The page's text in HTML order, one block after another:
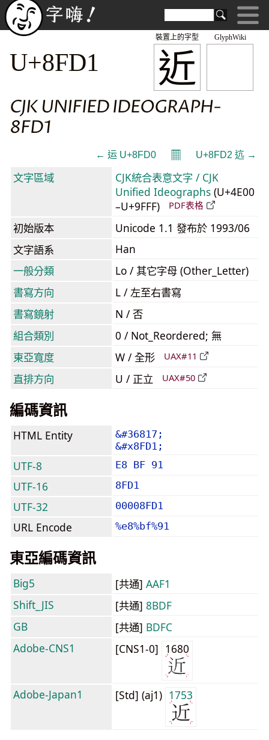
GlyphWiki
近
裝置上的字型
U+8FD1
CJK UNIFIED IDEOGRAPH-
8FD1
← 运 U+8FD0 𝄜 U+8FD2 迒 →
文字區域
CJK統合表意文字 / CJK
Unified Ideographs (U+4E00
–U+9FFF)
PDF表格
初始版本
Unicode 1.1 發布於 1993/06
文字語系
Han
一般分類
Lo / 其它字母 (Other_Letter)
書寫方向
L / 左至右書寫
書寫鏡射
N / 否
組合類別
0 / Not_Reordered; 無
東亞寬度
W / 全形 UAX#11
直排方向 U / 正立 UAX#50
編碼資訊
HTML Entity
&#36817;
&#x8FD1;
UTF-8 E8 BF 91
UTF-16 8FD1
UTF-32 00008FD1
URL Encode %e8%bf%91
東亞編碼資訊
Big5 [共通] AAF1
Shift_JIS
[共通] 8BDF
GB
[共通] BDFC
Adobe-CNS1
[CNS1-0] 1680
Adobe-Japan1 [Std] (aj1) 1753